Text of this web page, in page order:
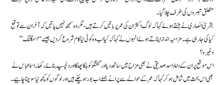
متعلق تبصروں کی طرف چلا گیا۔
بشریٰ انصاری نے ہنستے ہوئے کہا کہ لوگ اکثر ان کی عمر پر باتیں کرتے ہیں، مگر وہ سمجھ نہیں پاتیں کہ آخر ان سے توقع
کیا کی جا رہی ہے۔ مزاحیہ انداز اپناتے ہوئے انہوں نے کہا کہ کیا اب وہ کوئی نیا کام شروع کر دیں جیسے “اسمگلنگ”
وغیرہ؟
اس موقع پر ان کے داماد اسد صدیقی نے بھی مزاح میں ساتھ دیا اور گفتگو کو ہلکا پھلکا اور دلچسپ بنائے رکھا۔ اسما عباس نے
بھی اس بحث میں شامل ہو کر کہا کہ عمر کے حوالے سے پرانے جملے اب بور ہو چکے ہیں اور لوگوں کو کچھ نیا سوچنا چاہیے۔